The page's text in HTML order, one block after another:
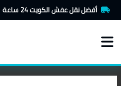
أفضل نقل عفش الكويت 24 ساعة تخطي
إلى